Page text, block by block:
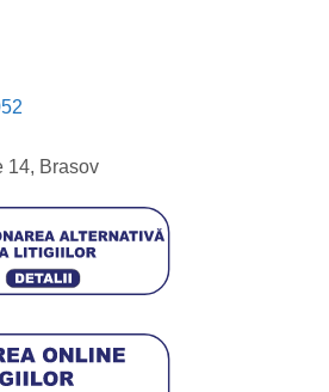
14, Brasov